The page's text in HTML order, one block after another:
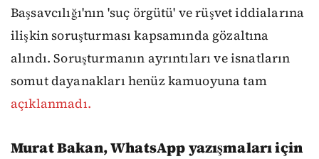
Başsavcılığı'nın 'suç örgütü' ve rüşvet iddialarına
ilişkin soruşturması kapsamında gözaltına
alındı. Soruşturmanın ayrıntıları ve isnatların
somut dayanakları henüz kamuoyuna tam
açıklanmadı.
Murat Bakan, WhatsApp yazışmaları için